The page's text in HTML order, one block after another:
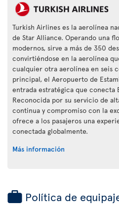
Turkish Airlines es la aerolínea
de Star Alliance. Operando una
modernos, sirve a más de 350
convirtiéndose en la aerolínea
cualquier otra aerolínea en seis
principal, el Aeropuerto de
entrada estratégica que conecta
Reconocida por su servicio de
continua y compromiso con la
ofrece a los pasajeros una
conectada globalmente.
Más información
Política de